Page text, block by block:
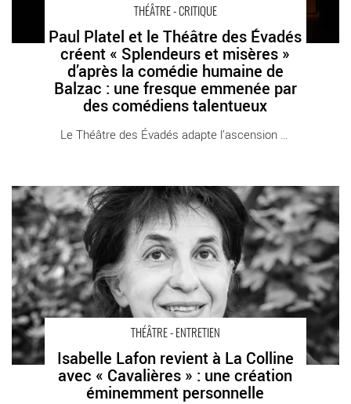
THÉÂTRE - CRITIQUE
Paul Platel et le Théâtre des Évadés
créent « Splendeurs et misères »
d’après la comédie humaine de
Balzac : une fresque emmenée par
des comédiens talentueux
Le Théâtre des Évadés adapte l’ascension et [...]
THÉÂTRE - ENTRETIEN
Isabelle Lafon revient à La Colline
avec « Cavalières » : une création
éminemment personnelle
Isabelle Lafon revient à La Colline avec « Cavalières » : une
création éminemment personnelle - Critique sortie Théâtre Paris
La Colline - Théâtre national